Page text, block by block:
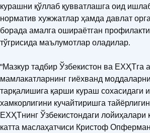
курашни қўллаб қувватлашга оид
норматив хужжатлар ҳамда давлат
борада амалга ошираётган
тўгрисида маълумотлар оладилар.
"Мазкур тадбир Ўзбекистон ва ЕХҲТга
мамлакатларнинг гиёхванд
тарқалишига қарши кураш сохасидаги
хамкорлигини кучайтиришга
ЕХҲТнинг Ўзбекистондаги лойиҳалари
катта маслаҳатчиси Кристоф